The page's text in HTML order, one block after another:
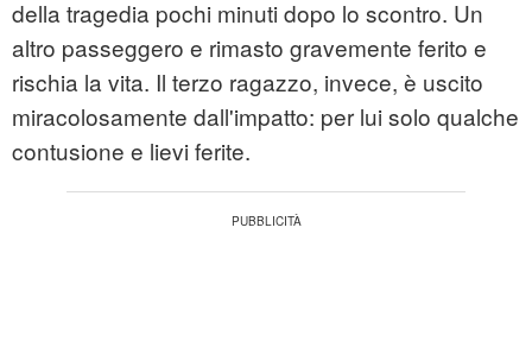
della tragedia pochi minuti dopo lo scontro. Un
altro passeggero e rimasto gravemente ferito e
rischia la vita. Il terzo ragazzo, invece, è uscito
miracolosamente dall'impatto: per lui solo qualche
contusione e lievi ferite.